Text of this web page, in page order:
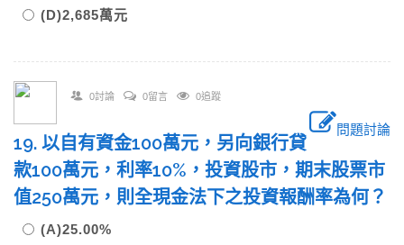
(D)2,685萬元
0討論 0留言 0追蹤
問題討論
19. 以自有資金100萬元，另向銀行貸
款100萬元，利率10%，投資股市，期末股票市
值250萬元，則全現金法下之投資報酬率為何？
(A)25.00%